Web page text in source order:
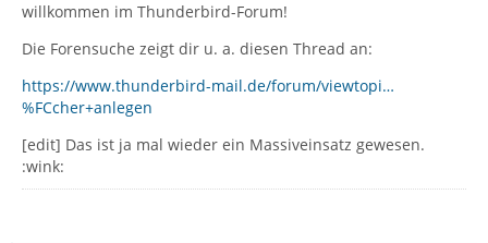
willkommen im Thunderbird-Forum!
Die Forensuche zeigt dir u. a. diesen Thread an:
https://www.thunderbird-mail.de/forum/viewtopi…
%FCcher+anlegen
[edit] Das ist ja mal wieder ein Massiveinsatz gewesen.
:wink: